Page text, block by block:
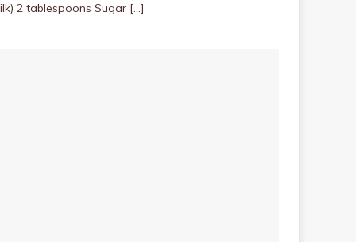
2 tablespoons Sugar […]